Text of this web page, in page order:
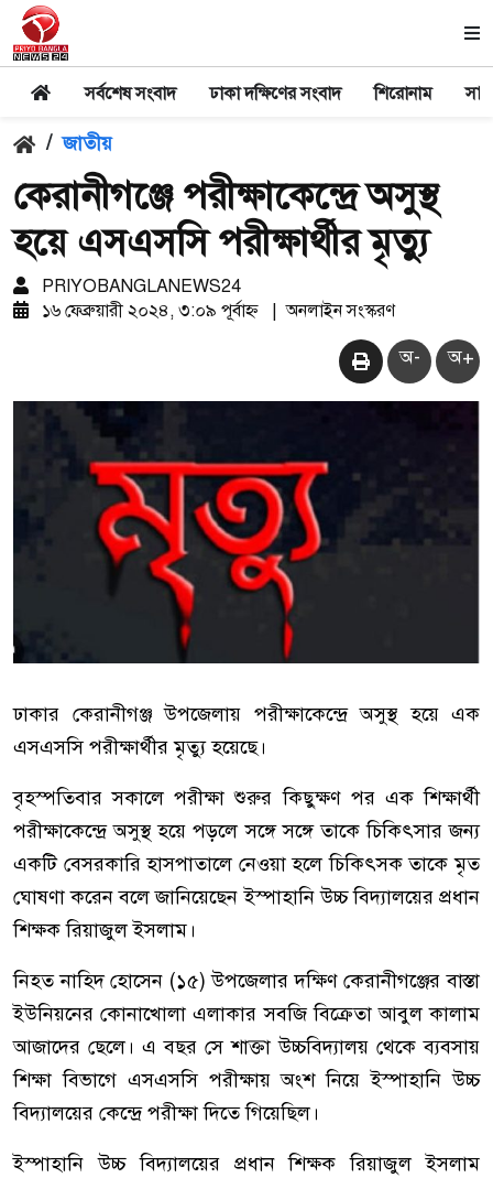
সর্বশেষ সংবাদ ঢাকা দক্ষিণের সংবাদ শিরোনাম
/ জাতীয়
কেরানীগঞ্জে পরীক্ষাকেন্দ্রে অসুস্থ
হয়ে এসএসসি পরীক্ষার্থীর মৃত্যু
PRIYOBANGLANEWS24
১৬ ফেব্রুয়ারী ২০২৪, ৩:০৯ পূর্বাহ্ন
অনলাইন সংস্করণ
অ- অ+
ঢাকার কেরানীগঞ্জ উপজেলায় পরীক্ষাকেন্দ্রে অসুস্থ হয়ে এক
এসএসসি পরীক্ষার্থীর মৃত্যু হয়েছে।
বৃহস্পতিবার সকালে পরীক্ষা শুরুর কিছুক্ষণ পর এক শিক্ষার্থী
পরীক্ষাকেন্দ্রে অসুস্থ হয়ে পড়লে সঙ্গে সঙ্গে তাকে চিকিৎসার জন্য
একটি বেসরকারি হাসপাতালে নেওয়া হলে চিকিৎসক তাকে মৃত
ঘোষণা করেন বলে জানিয়েছেন ইস্পাহানি উচ্চ বিদ্যালয়ের প্রধান
শিক্ষক রিয়াজুল ইসলাম।
নিহত নাহিদ হোসেন (১৫) উপজেলার দক্ষিণ কেরানীগঞ্জের বাস্তা
ইউনিয়নের কোনাখোলা এলাকার সবজি বিক্রেতা আবুল কালাম
আজাদের ছেলে। এ বছর সে শাক্তা উচ্চবিদ্যালয় থেকে ব্যবসায়
শিক্ষা বিভাগে এসএসসি পরীক্ষায় অংশ নিয়ে ইস্পাহানি উচ্চ
বিদ্যালয়ের কেন্দ্রে পরীক্ষা দিতে গিয়েছিল।
ইস্পাহানি উচ্চ বিদ্যালয়ের প্রধান শিক্ষক রিয়াজুল ইসলাম